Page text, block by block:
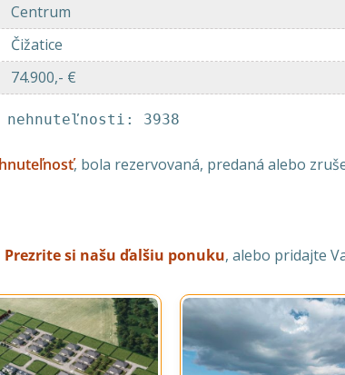
Centrum
Čižatice
74.900,- €
nehnuteľnosti: 3938
, bola rezervovaná, predaná alebo
Prezrite si našu ďalšiu ponuku, alebo pridajte